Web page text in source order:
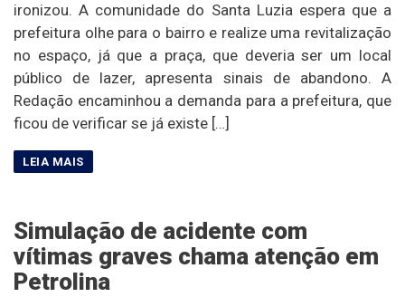
ironizou. A comunidade do Santa Luzia espera que a
prefeitura olhe para o bairro e realize uma revitalização
no espaço, já que a praça, que deveria ser um local
público de lazer, apresenta sinais de abandono. A
Redação encaminhou a demanda para a prefeitura, que
ficou de verificar se já existe […]
Simulação de acidente com
vítimas graves chama atenção em
Petrolina